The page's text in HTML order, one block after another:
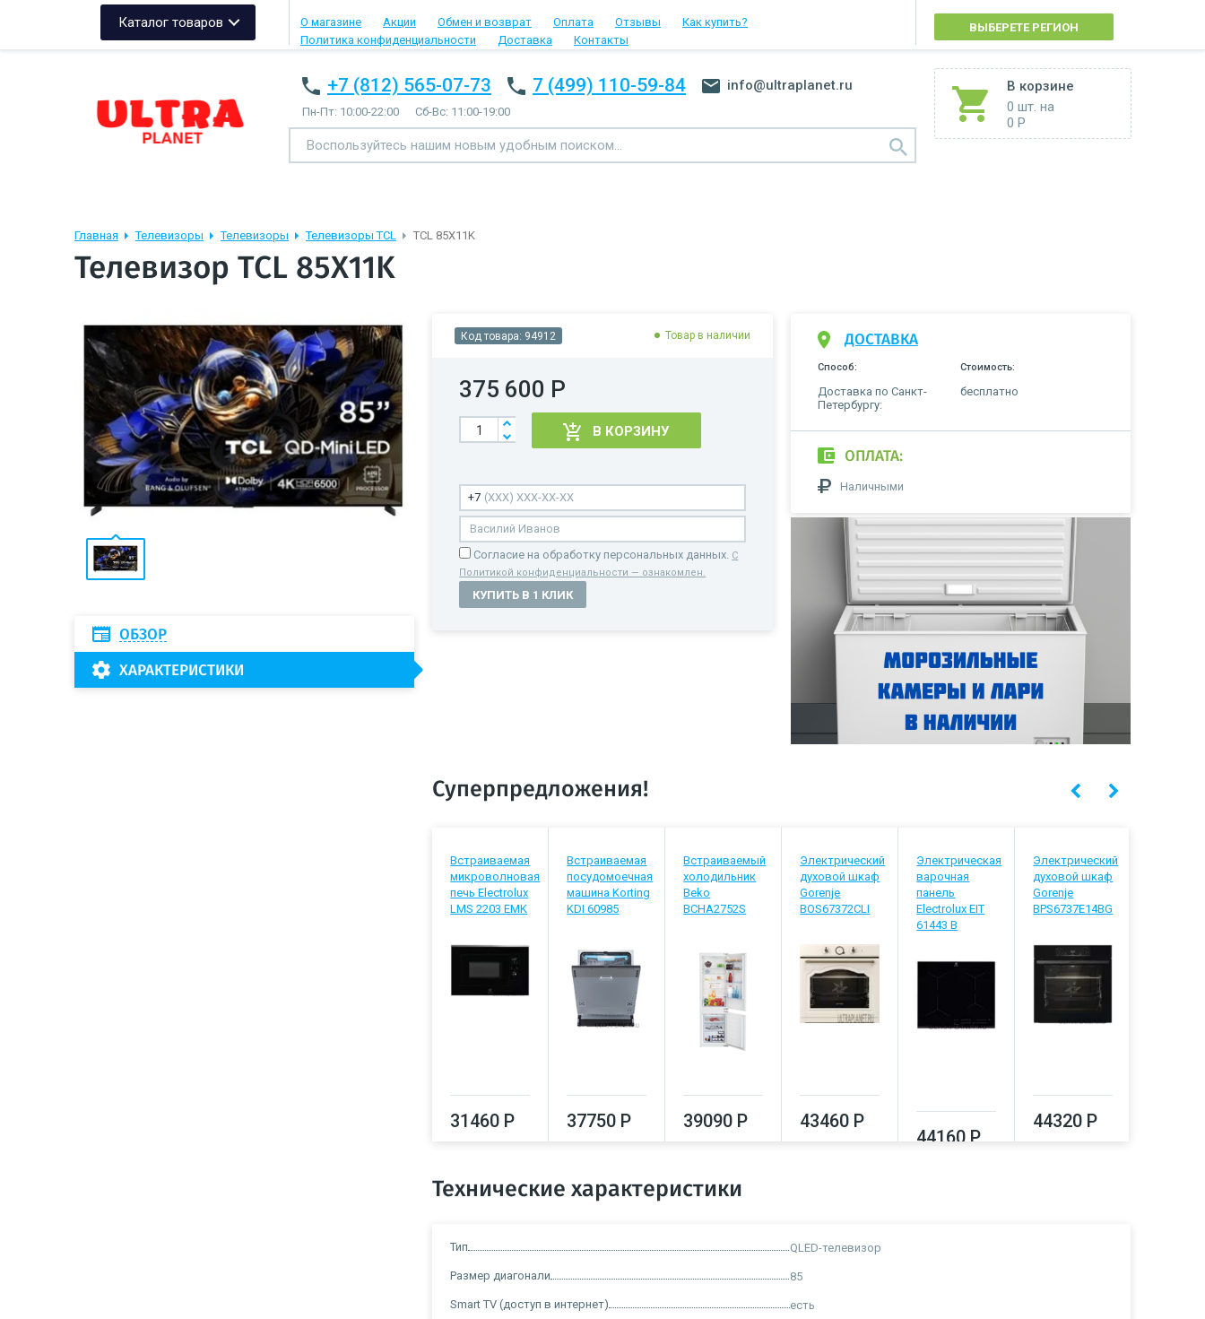
Каталог товаров О магазине Акции Обмен и возврат Оплата Отзывы
Как купить?
Политика конфиденциальности
Доставка Контакты
ВЫБЕРЕТЕ РЕГИОН
В корзине
0 шт. на
0 Р
+7 (812) 565-07-73 7 (499) 110-59-84 info@ultraplanet.ru
Пн-Пт: 10:00-22:00 Сб-Вс: 11:00-19:00
Главная Телевизоры Телевизоры Телевизоры TCL TCL 85X11K
Телевизор TCL 85X11K
ОБЗОР
ХАРАКТЕРИСТИКИ
Код товара: 94912 Товар в наличии
375 600 Р
В КОРЗИНУ
Cогласие на обработку персональных данных. С
Политикой конфиденциальности — ознакомлен.
КУПИТЬ В 1 КЛИК
ДОСТАВКА
Способ: Стоимость:
Доставка по Санкт-
Петербургу:
бесплатно
ОПЛАТА:
Наличными
Суперпредложения!
Встраиваемая
микроволновая
печь Electrolux
LMS 2203 EMK
31460 Р
Встраиваемая
посудомоечная
машина Korting
KDI 60985
37750 Р
Встраиваемый
холодильник
Beko
BCHA2752S
39090 Р
Электрический
духовой шкаф
Gorenje
BOS67372CLI
43460 Р
Электрическая
варочная
панель
Electrolux EIT
61443 B
44160 Р
Электрический
духовой шкаф
Gorenje
BPS6737E14BG
44320 Р
Технические характеристики
Тип QLED-телевизор
Размер диагонали 85
Smart TV (доступ в интернет) есть